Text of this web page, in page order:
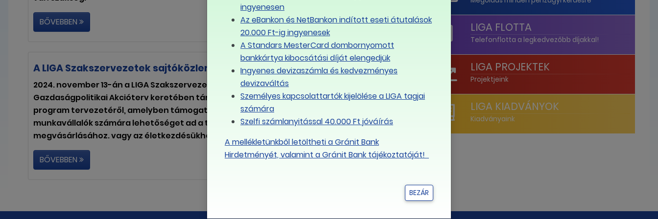
BŐVEBBEN
A LIGA Szakszervezetek sajtóközleménye a Munkáshitel tervezetéről
2024. november 13-án a LIGA Szakszervezetek sajtóközleményt adott ki az Új
Gazdaságpolitikai Akcióterv keretében társadalmi egyeztetésre bocsátott munkáshitel
program tervezetéről, amelyben támogatja a kezdeményezést, mivel ez a fiatal
munkavállalók számára lehetőséget ad a tevékenységük folytatáshoz, eszközök
megvásárlásához. vagy az életkezdésükhöz..
BŐVEBBEN
LIGA FLOTTA
Telefonflotta a legkedvezőbb díjakkal!
LIGA PROJEKTEK
Projektjeink
LIGA KIADVÁNYOK
Kiadványaink
ingyenesen
Az eBankon és NetBankon indított eseti átutalások
20.000 Ft-ig ingyenesek
A Standars MesterCard dombornyomott
bankkártya kibocsátási díját elengedjük
Ingyenes devizaszámla és kedvezményes
devizaváltás
Személyes kapcsolattartók kijelölése a LIGA tagjai
számára
Szelfi számlanyitással 40.000 Ft jóváírás
A mellékletünkből letöltheti a Gránit Bank
Hirdetményét, valamint a Gránit Bank tájékoztatóját!
BEZÁR